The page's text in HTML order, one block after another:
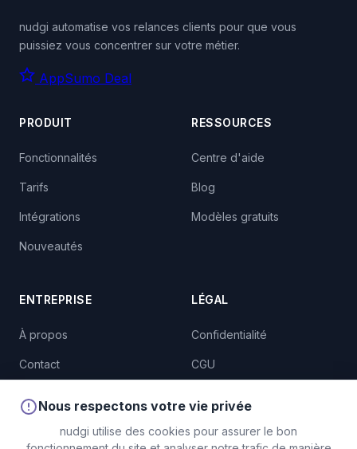
nudgi automatise vos relances clients pour que vous
puissiez vous concentrer sur votre métier.
AppSumo Deal
PRODUIT
Fonctionnalités
Tarifs
Intégrations
Nouveautés
RESSOURCES
Centre d'aide
Blog
Modèles gratuits
ENTREPRISE
À propos
Contact
LÉGAL
Confidentialité
CGU
Nous respectons votre vie privée
nudgi utilise des cookies pour assurer le bon